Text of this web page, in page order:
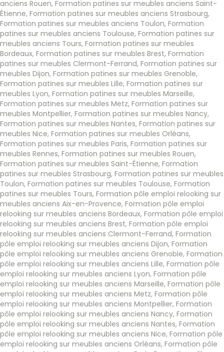
anciens Rouen, Formation patines sur meubles anciens Saint-
Étienne, Formation patines sur meubles anciens Strasbourg,
Formation patines sur meubles anciens Toulon, Formation
patines sur meubles anciens Toulouse, Formation patines sur
meubles anciens Tours, Formation patines sur meubles
Bordeaux, Formation patines sur meubles Brest, Formation
patines sur meubles Clermont-Ferrand, Formation patines sur
meubles Dijon, Formation patines sur meubles Grenoble,
Formation patines sur meubles Lille, Formation patines sur
meubles Lyon, Formation patines sur meubles Marseille,
Formation patines sur meubles Metz, Formation patines sur
meubles Montpellier, Formation patines sur meubles Nancy,
Formation patines sur meubles Nantes, Formation patines sur
meubles Nice, Formation patines sur meubles Orléans,
Formation patines sur meubles Paris, Formation patines sur
meubles Rennes, Formation patines sur meubles Rouen,
Formation patines sur meubles Saint-Étienne, Formation
patines sur meubles Strasbourg, Formation patines sur meubles
Toulon, Formation patines sur meubles Toulouse, Formation
patines sur meubles Tours, Formation pôle emploi relooking sur
meubles anciens Aix-en-Provence, Formation pôle emploi
relooking sur meubles anciens Bordeaux, Formation pôle emploi
relooking sur meubles anciens Brest, Formation pôle emploi
relooking sur meubles anciens Clermont-Ferrand, Formation
pôle emploi relooking sur meubles anciens Dijon, Formation
pôle emploi relooking sur meubles anciens Grenoble, Formation
pôle emploi relooking sur meubles anciens Lille, Formation pôle
emploi relooking sur meubles anciens Lyon, Formation pôle
emploi relooking sur meubles anciens Marseille, Formation pôle
emploi relooking sur meubles anciens Metz, Formation pôle
emploi relooking sur meubles anciens Montpellier, Formation
pôle emploi relooking sur meubles anciens Nancy, Formation
pôle emploi relooking sur meubles anciens Nantes, Formation
pôle emploi relooking sur meubles anciens Nice, Formation pôle
emploi relooking sur meubles anciens Orléans, Formation pôle